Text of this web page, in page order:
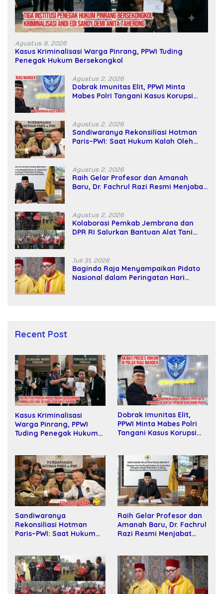
Agustus 9, 2026
Kasus Kriminalisasi Warga Pinrang, PPWI Tuding
Penegak Hukum Bersekongkol
Agustus 2, 2026
Dobrak Imunitas Elit, PPWI Minta
Mabes Polri Tangani Kasus Korupsi
Agustus 2, 2026
Sandiwaranya Rekonsiliasi Hotman
Paris–PWI: Saat Hukum Kalah Oleh
Agustus 2, 2026
Raih Gelar Profesor dan Amanah
Baru, Dr. Fachrul Razi Resmi Menjabat
Agustus 2, 2026
Kolaborasi Pemkab Jembrana dan
DPR RI Salurkan Bantuan Alat Tani
Juli 31, 2026
Baginda Raja Menyampaikan Pidato
Nasional dalam Peringatan Hari
Recent Post
Kasus Kriminalisasi
Warga Pinrang, PPWI
Tuding Penegak Hukum
Dobrak Imunitas Elit,
PPWI Minta Mabes Polri
Tangani Kasus Korupsi
Sandiwaranya
Rekonsiliasi Hotman
Paris–PWI: Saat Hukum
Raih Gelar Profesor dan
Amanah Baru, Dr. Fachrul
Razi Resmi Menjabat